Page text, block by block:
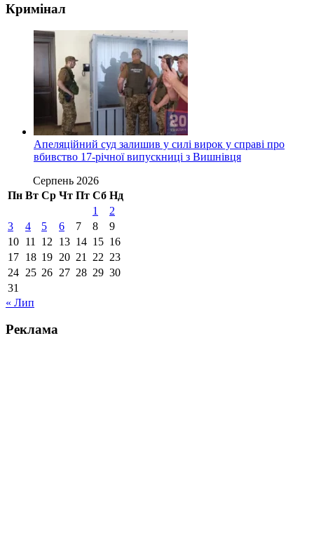
Кримінал
Апеляційний суд залишив у силі вирок у справі про
вбивство 17-річної випускниці з Вишнівця
Серпень 2026
Пн Вт Ср Чт Пт Сб Нд
1
2
3
4 5 6 7 8
9
10 11 12 13 14 15 16
17 18 19 20 21 22 23
24 25 26 27 28 29 30
31
« Лип
Реклама